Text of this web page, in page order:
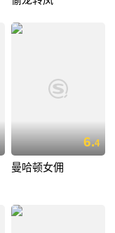
6.4
曼哈顿女佣